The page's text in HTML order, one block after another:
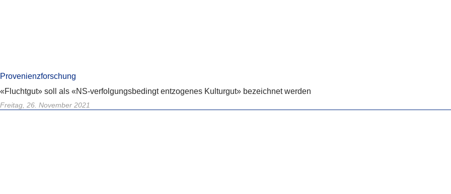
Provenienzforschung
«Fluchtgut» soll als «NS-verfolgungsbedingt entzogenes Kulturgut» bezeichnet werden
Freitag, 26. November 2021